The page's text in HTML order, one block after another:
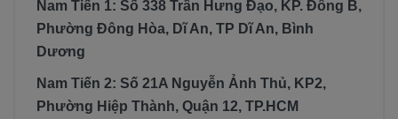
Nam Tiến 1: Số 338 Trần Hưng Đạo, KP. Đông B,
Phường Đông Hòa, Dĩ An, TP Dĩ An, Bình
Dương
Nam Tiến 2: Số 21A Nguyễn Ảnh Thủ, KP2,
Phường Hiệp Thành, Quận 12, TP.HCM